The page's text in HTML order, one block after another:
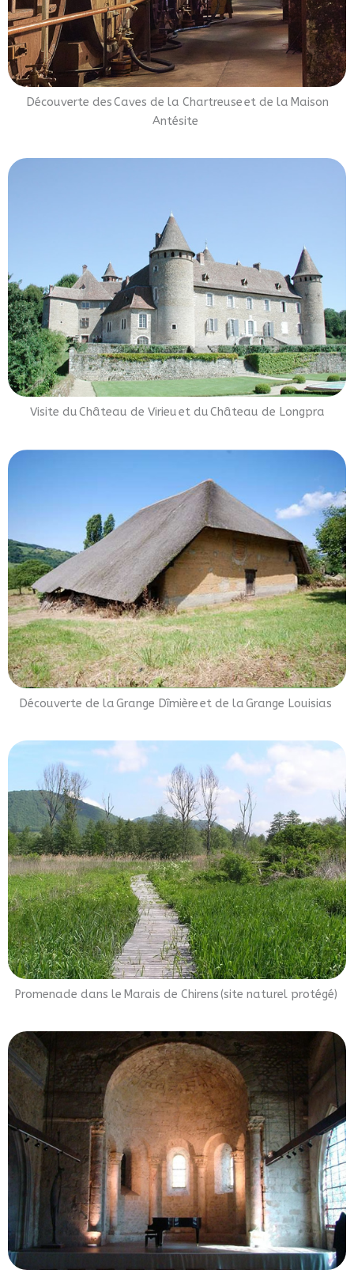
Découverte des Caves de la Chartreuse et de la Maison
Antésite
Visite du Château de Virieu et du Château de Longpra
Découverte de la Grange Dîmière et de la Grange Louisias
Promenade dans le Marais de Chirens (site naturel protégé)